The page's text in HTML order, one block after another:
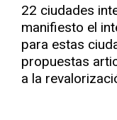
22 ciudades
manifiesto el
para estas
propuestas
a la